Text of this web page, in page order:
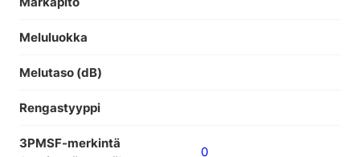
Meluluokka
Melutaso (dB)
Rengastyyppi
3PMSF-merkintä
0